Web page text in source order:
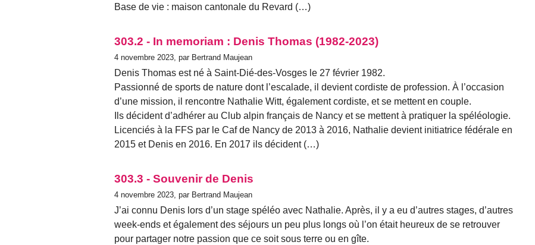
Base de vie : maison cantonale du Revard (…)
303.2 - In memoriam : Denis Thomas (1982-2023)
4 novembre 2023, par Bertrand Maujean
Denis Thomas est né à Saint-Dié-des-Vosges le 27 février 1982.
Passionné de sports de nature dont l’escalade, il devient cordiste de profession. À l’occasion
d’une mission, il rencontre Nathalie Witt, également cordiste, et se mettent en couple.
Ils décident d’adhérer au Club alpin français de Nancy et se mettent à pratiquer la spéléologie.
Licenciés à la FFS par le Caf de Nancy de 2013 à 2016, Nathalie devient initiatrice fédérale en
2015 et Denis en 2016. En 2017 ils décident (…)
303.3 - Souvenir de Denis
4 novembre 2023, par Bertrand Maujean
J’ai connu Denis lors d’un stage spéléo avec Nathalie. Après, il y a eu d’autres stages, d’autres
week-ends et également des séjours un peu plus longs où l’on était heureux de se retrouver
pour partager notre passion que ce soit sous terre ou en gîte.